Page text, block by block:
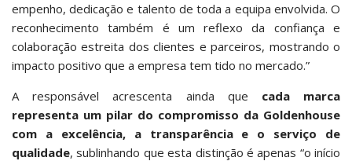
empenho, dedicação e talento de toda a equipa envolvida. O
reconhecimento também é um reflexo da confiança e
colaboração estreita dos clientes e parceiros, mostrando o
impacto positivo que a empresa tem tido no mercado.”
A responsável acrescenta ainda que cada marca
representa um pilar do compromisso da Goldenhouse
com a excelência, a transparência e o serviço de
qualidade, sublinhando que esta distinção é apenas “o início